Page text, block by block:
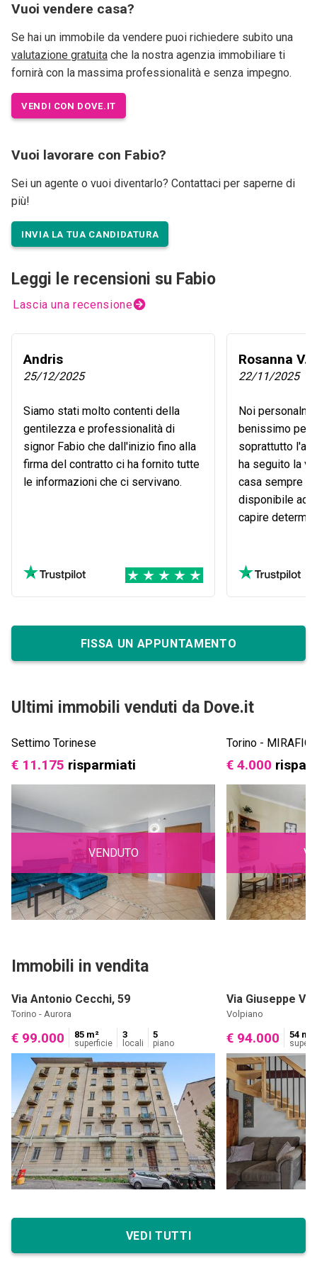
Vuoi vendere casa?
Se hai un immobile da vendere puoi richiedere subito una
valutazione gratuita che la nostra agenzia immobiliare ti
fornirà con la massima professionalità e senza impegno.
VENDI CON DOVE.IT
Vuoi lavorare con Fabio?
Sei un agente o vuoi diventarlo? Contattaci per saperne di
più!
INVIA LA TUA CANDIDATURA
Leggi le recensioni su Fabio
Lascia una recensione
Andris
25/12/2025
Siamo stati molto contenti della
gentilezza e professionalità di
signor Fabio che dall'inizio fino alla
firma del contratto ci ha fornito tutte
le informazioni che ci servivano.
Rosanna V.
22/11/2025
Noi
benissimo
soprattutto
ha seguito la
casa sempre
disponibile ad
capire
FISSA UN APPUNTAMENTO
Ultimi immobili venduti da Dove.it
Settimo Torinese
€ 11.175 risparmiati
VENDUTO
Torino -
€ 4.000
Immobili in vendita
Via Antonio Cecchi, 59
Torino - Aurora
€ 99.000 85 m²
superficie
3
locali
5
piano
Via Giuseppe
Volpiano
€ 94.000 54 m²
VEDI TUTTI